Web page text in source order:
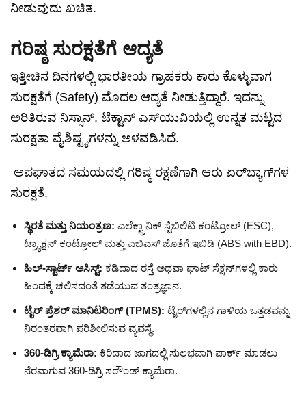
ನೀಡುವುದು ಖಚಿತ.
ಗರಿಷ್ಠ ಸುರಕ್ಷತೆಗೆ ಆದ್ಯತೆ
ಇತ್ತೀಚಿನ ದಿನಗಳಲ್ಲಿ ಭಾರತೀಯ ಗ್ರಾಹಕರು ಕಾರು ಕೊಳ್ಳುವಾಗ
ಸುರಕ್ಷತೆಗೆ (Safety) ಮೊದಲ ಆದ್ಯತೆ ನೀಡುತ್ತಿದ್ದಾರೆ. ಇದನ್ನು
ಅರಿತಿರುವ ನಿಸ್ಸಾನ್, ಟೆಕ್ಟಾನ್ ಎಸ್‌ಯುವಿಯಲ್ಲಿ ಉನ್ನತ ಮಟ್ಟದ
ಸುರಕ್ಷತಾ ವೈಶಿಷ್ಟ್ಯಗಳನ್ನು ಅಳವಡಿಸಿದೆ.
ಅಪಘಾತದ ಸಮಯದಲ್ಲಿ ಗರಿಷ್ಠ ರಕ್ಷಣೆಗಾಗಿ ಆರು ಏರ್‌ಬ್ಯಾಗ್‌ಗಳ
ಸುರಕ್ಷತೆ.
ಸ್ಥಿರತೆ ಮತ್ತು ನಿಯಂತ್ರಣ: ಎಲೆಕ್ಟ್ರಾನಿಕ್ ಸ್ಟೆಬಿಲಿಟಿ ಕಂಟ್ರೋಲ್ (ESC),
ಟ್ರ್ಯಾಕ್ಷನ್ ಕಂಟ್ರೋಲ್ ಮತ್ತು ಎಬಿಎಸ್ ಜೊತೆಗೆ ಇಬಿಡಿ (ABS with EBD).
ಹಿಲ್-ಸ್ಟಾರ್ಟ್ ಅಸಿಸ್ಟ್: ಕಡಿದಾದ ರಸ್ತೆ ಅಥವಾ ಘಾಟ್ ಸೆಕ್ಷನ್‌ಗಳಲ್ಲಿ ಕಾರು
ಹಿಂದಕ್ಕೆ ಚಲಿಸದಂತೆ ತಡೆಯುವ ತಂತ್ರಜ್ಞಾನ.
ಟೈರ್ ಪ್ರೆಶರ್ ಮಾನಿಟರಿಂಗ್ (TPMS): ಟೈರ್‌ಗಳಲ್ಲಿನ ಗಾಳಿಯ ಒತ್ತಡವನ್ನು
ನಿರಂತರವಾಗಿ ಪರಿಶೀಲಿಸುವ ವ್ಯವಸ್ಥೆ.
360-ಡಿಗ್ರಿ ಕ್ಯಾಮೆರಾ: ಕಿರಿದಾದ ಜಾಗದಲ್ಲಿ ಸುಲಭವಾಗಿ ಪಾರ್ಕ್ ಮಾಡಲು
ನೆರವಾಗುವ 360-ಡಿಗ್ರಿ ಸರೌಂಡ್ ಕ್ಯಾಮೆರಾ.